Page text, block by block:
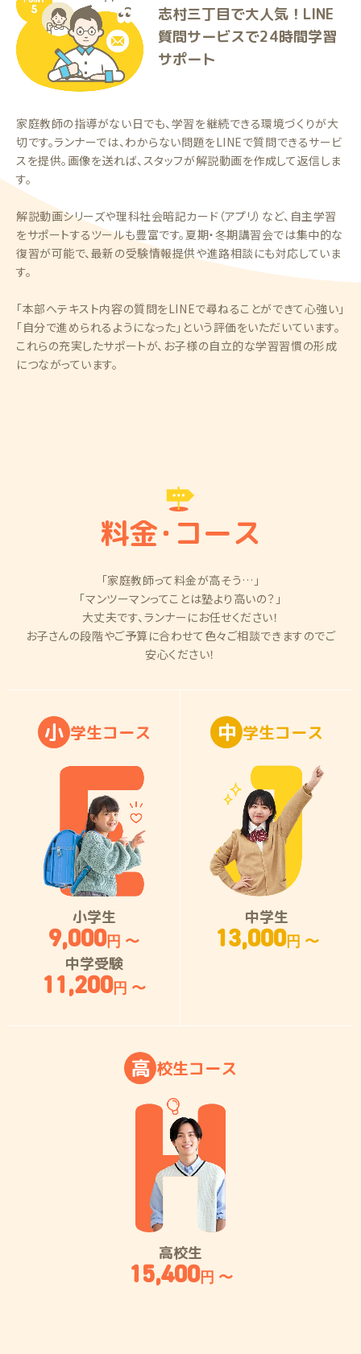
志村三丁目で大人気！LINE
質問サービスで24時間学習
サポート
家庭教師の指導がない日でも、学習を継続できる環境づくりが大
切です。ランナーでは、わからない問題をLINEで質問できるサービ
スを提供。画像を送れば、スタッフが解説動画を作成して返信しま
す。
解説動画シリーズや理科社会暗記カード（アプリ）など、自主学習
をサポートするツールも豊富です。夏期・冬期講習会では集中的な
復習が可能で、最新の受験情報提供や進路相談にも対応していま
す。
「本部へテキスト内容の質問をLINEで尋ねることができて心強い」
「自分で進められるようになった」という評価をいただいています。
これらの充実したサポートが、お子様の自立的な学習習慣の形成
につながっています。
料金・コース
「家庭教師って料金が高そう…」
「マンツーマンってことは塾より高いの？」
大丈夫です、ランナーにお任せください！
お子さんの段階やご予算に合わせて色々ご相談できますのでご
安心ください！
小 学生コース
小学生
9,000円 〜
中学受験
11,200円 〜
中 学生コース
中学生
13,000円 〜
高 校生コース
高校生
15,400円 〜